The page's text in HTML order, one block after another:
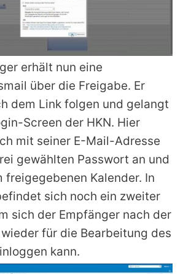
erhält nun eine
über die Freigabe. Er
dem Link folgen und gelangt
Screen der HKN. Hier
mit seiner E-Mail-Adresse
gewählten Passwort an und
freigegebenen Kalender. In
sich noch ein zweiter
sich der Empfänger nach der
für die Bearbeitung des
kann.